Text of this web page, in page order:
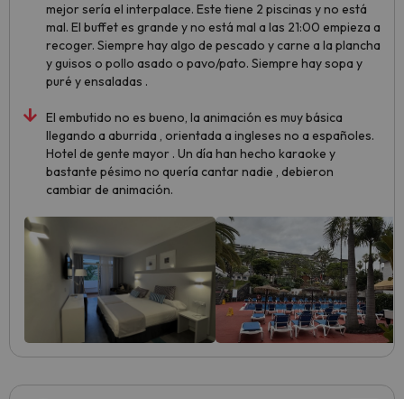
mejor sería el interpalace. Este tiene 2 piscinas y no está
mal. El buffet es grande y no está mal a las 21:00 empieza a
recoger. Siempre hay algo de pescado y carne a la plancha
y guisos o pollo asado o pavo/pato. Siempre hay sopa y
puré y ensaladas .
El embutido no es bueno, la animación es muy básica
llegando a aburrida , orientada a ingleses no a españoles.
Hotel de gente mayor . Un día han hecho karaoke y
bastante pésimo no quería cantar nadie , debieron
cambiar de animación.